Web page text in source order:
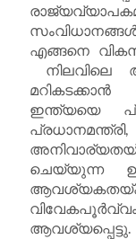
എങ്ങനെ
നിലവിലെ
ഇന്ത്യയെ
ചെയ്യുന്ന